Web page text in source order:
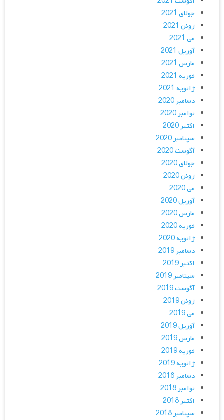
جولای 2021
ژوئن 2021
می 2021
آوریل 2021
مارس 2021
فوریه 2021
ژانویه 2021
دسامبر 2020
نوامبر 2020
اکتبر 2020
سپتامبر 2020
آگوست 2020
جولای 2020
ژوئن 2020
می 2020
آوریل 2020
مارس 2020
فوریه 2020
ژانویه 2020
دسامبر 2019
اکتبر 2019
سپتامبر 2019
آگوست 2019
ژوئن 2019
می 2019
آوریل 2019
مارس 2019
فوریه 2019
ژانویه 2019
دسامبر 2018
نوامبر 2018
اکتبر 2018
سپتامبر 2018